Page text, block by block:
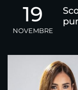
19
NOVEMBRE